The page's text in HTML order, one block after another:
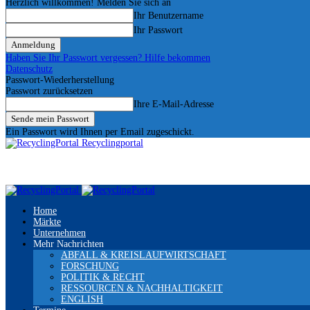
Herzlich willkommen! Melden Sie sich an
Ihr Benutzername
Ihr Passwort
Haben Sie Ihr Passwort vergessen? Hilfe bekommen
Datenschutz
Passwort-Wiederherstellung
Passwort zurücksetzen
Ihre E-Mail-Adresse
Ein Passwort wird Ihnen per Email zugeschickt.
Recyclingportal
Home
Märkte
Unternehmen
Mehr Nachrichten
ABFALL & KREISLAUFWIRTSCHAFT
FORSCHUNG
POLITIK & RECHT
RESSOURCEN & NACHHALTIGKEIT
ENGLISH